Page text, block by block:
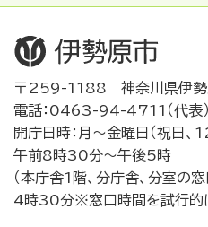
〒259-1188 神奈川県伊勢
電話：0463-94-4711（代表）
開庁日時：月～金曜日（祝日
午前8時30分～午後5時
（本庁舎1階、分庁舎、分室
4時30分※窓口時間を試行的に